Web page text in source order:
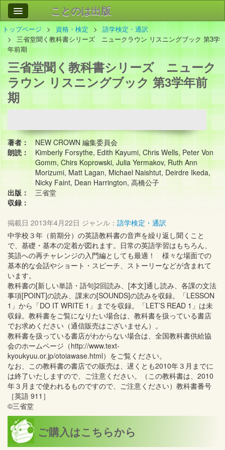
ことのは出版
作品
事業案内
お問い合わせ
トップページ 資格・検定
語学検定・通訳
三省堂聞く教科書シリーズ ニュークラウン リスニングブック 第3学
年前期
三省堂聞く教科書シリーズ ニューク
ラウン リスニングブック 第3学年前
期
著者：
NEW CROWN 編集委員会
朗読：
Kimberly Forsythe, Edith Kayumi, Chris Wells, Peter Von
Gomm, Chirs Koprowski, Julia Yermakov, Ruth Ann
Morizumi, Matt Lagan, Michael Naishtut, Deirdre Ikeda,
Nicky Faint, Dean Harrington, 高橋公子
出版：
三省堂
収録：
掲載日 2013年4月22日 ジャンル： 語学検定・通訳
中学校３年（前期分）の英語教科書の音声を繰り返し聞くこと
で、基礎・基本の定着が図れます。日常の英語学習はもちろん、
英語への再チャレンジの入門編としても最適！ 様々な場面での
基本的な会話やショート・スピーチ、ストーリーなどが含まれて
います。
教科書の[新しい単語・語句]2回読み、[本文]通し読み、各課の文法
事項[POINT]の読み、課末の[SOUNDS]の読みを収録。「LESSON
1」から「DO IT WRITE 1」までを収録。「LET’S READ 1」は未
収録。教科書をご覧になりたい場合は、教科書を扱っている書店
でお求めください（通信販売はございません）。
教科書を扱っている書店がわからない場合は、全国教科書供給協
会のホームページ（http://www.text-
kyoukyuu.or.jp/otoiawase.html）をご覧ください。
なお、この教科書の書店での販売は、遅くとも2010年３月までに
は終了いたしますので、ご注意ください。（この教科書は、2010
年３月まで使われるものですので、ご注意ください）教科書番号
［英語 911］
©三省堂
ご購入はこちらから